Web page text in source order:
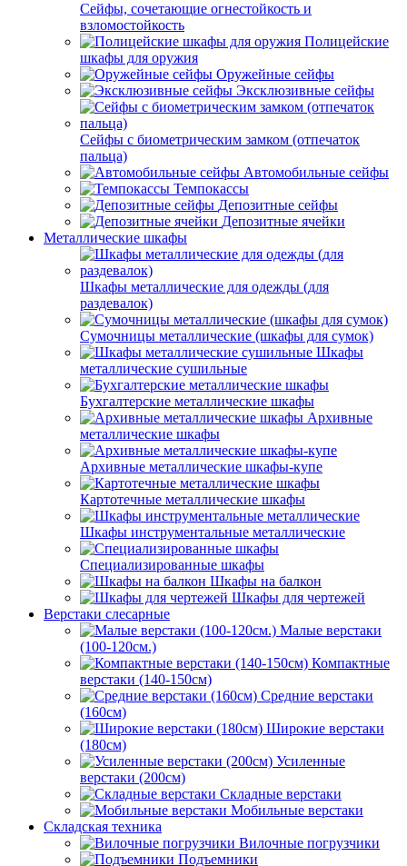
Сейфы, сочетающие огнестойкость и
взломостойкость
Полицейские
шкафы для оружия
Оружейные сейфы
Эксклюзивные сейфы
Сейфы с биометрическим замком (отпечаток
пальца)
Автомобильные сейфы
Темпокассы
Депозитные сейфы
Депозитные ячейки
Металлические шкафы
Шкафы металлические для одежды (для
раздевалок)
Сумочницы металлические (шкафы для сумок)
Шкафы
металлические сушильные
Бухгалтерские металлические шкафы
Архивные
металлические шкафы
Архивные металлические шкафы-купе
Картотечные металлические шкафы
Шкафы инструментальные металлические
Специализированные шкафы
Шкафы на балкон
Шкафы для чертежей
Верстаки слесарные
Малые верстаки
(100-120см.)
Компактные
верстаки (140-150см)
Средние верстаки
(160см)
Широкие верстаки
(180см)
Усиленные
верстаки (200см)
Складные верстаки
Мобильные верстаки
Складская техника
Вилочные погрузчики
Подъемники